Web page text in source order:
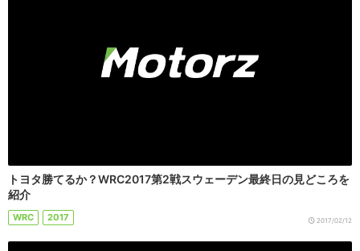
トヨタ勝てるか？WRC2017第2戦スウェーデン最終日の見どころを
紹介
WRC 2017 2017/02/12